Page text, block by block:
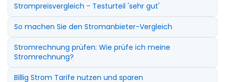
Strompreisvergleich - Testurteil 'sehr gut'
So machen Sie den Stromanbieter-Vergleich
Stromrechnung prüfen: Wie prüfe ich meine
Stromrechnung?
Billig Strom Tarife nutzen und sparen